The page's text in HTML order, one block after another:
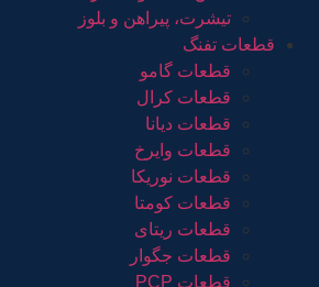
تیشرت، پیراهن و بلوز
قطعات تفنگ
قطعات گامو
قطعات کرال
قطعات دیانا
قطعات وایرخ
قطعات نوریکا
قطعات کومتا
قطعات ریتای
قطعات جگوار
قطعات PCP